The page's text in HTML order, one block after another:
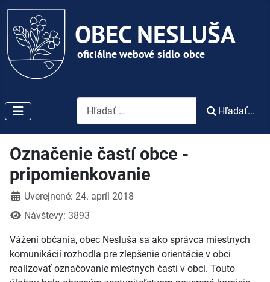
Vyhľadávanie
Hľadať...
Označenie častí obce -
pripomienkovanie
DetailyUverejnené: 24. apríl 2018
Návštevy: 3893
Vážení občania, obec Nesluša sa ako správca miestnych
komunikácií rozhodla pre zlepšenie orientácie v obci
realizovať označovanie miestnych častí v obci. Touto